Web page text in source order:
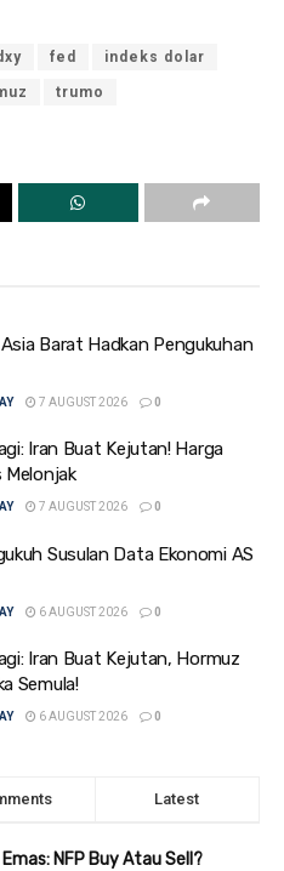
fed indeks dolar
trumo
Barat Hadkan Pengukuhan
7 AUGUST 2026 0
Iran Buat Kejutan! Harga
Melonjak
7 AUGUST 2026 0
Susulan Data Ekonomi AS
6 AUGUST 2026 0
Iran Buat Kejutan, Hormuz
Semula!
6 AUGUST 2026 0
Latest
NFP Buy Atau Sell?